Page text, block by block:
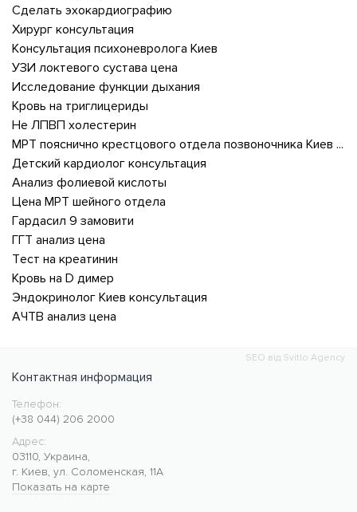
Сделать эхокардиографию
Хирург консультация
Консультация психоневролога Киев
УЗИ локтевого сустава цена
Исследование функции дыхания
Кровь на триглицериды
Не ЛПВП холестерин
МРТ пояснично крестцового отдела позвоночника Киев цена
Детский кардиолог консультация
Анализ фолиевой кислоты
Цена МРТ шейного отдела
Гардасил 9 замовити
ГГТ анализ цена
Тест на креатинин
Кровь на D димер
Эндокринолог Киев консультация
АЧТВ анализ цена
SEO від Svitlo Agency
Контактная информация
Медицинский центр CMC MED
https://cmcmed.clinic
Телефон:
(+38 044) 206 2000
Адрес:
03110, Украина,
г. Киев, ул. Соломенская, 11А
Показать на карте